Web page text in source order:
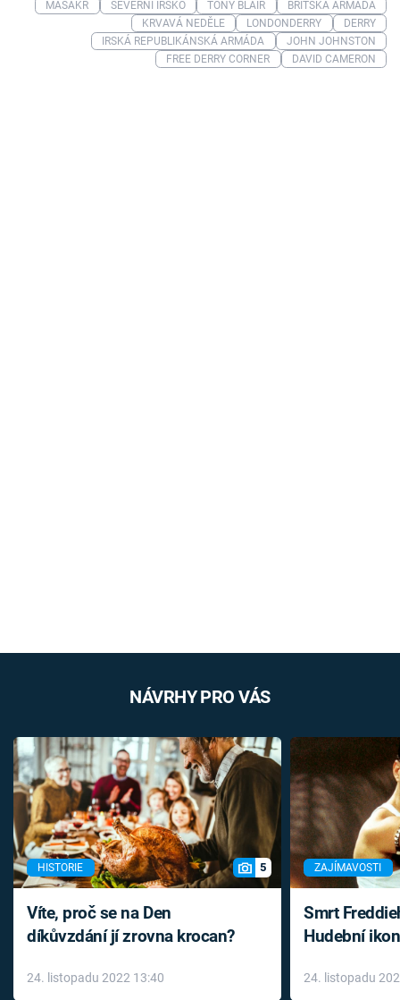
MASAKR SEVERNÍ IRSKO TONY BLAIR
BRITSKÁ ARMÁDA
KRVAVÁ NEDĚLE
LONDONDERRY
DERRY
IRSKÁ REPUBLIKÁNSKÁ ARMÁDA
JOHN JOHNSTON
FREE DERRY CORNER
DAVID CAMERON
NÁVRHY PRO VÁS
HISTORIE 5
Víte, proč se na Den
díkůvzdání jí zrovna krocan?
24. listopadu 2022 13:40
ZAJÍMAVOSTI
Smrt
Hudební
léky
24. listopadu